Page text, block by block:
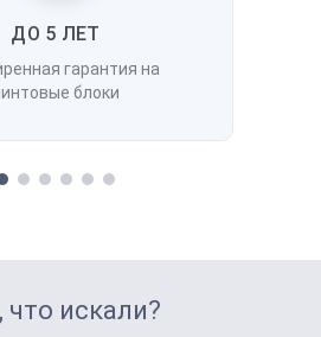
ДО 5 ЛЕТ
гарантия на
блоки
искали?